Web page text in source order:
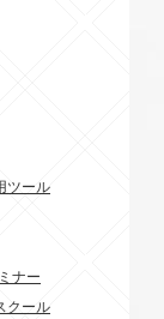
ツール
ナー
クール